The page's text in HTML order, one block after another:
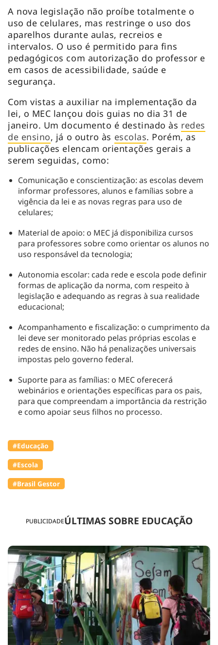
PUBLICIDADEÚLTIMAS SOBRE EDUCAÇÃO
A nova legislação não proíbe totalmente o
uso de celulares, mas restringe o uso dos
aparelhos durante aulas, recreios e
intervalos. O uso é permitido para fins
pedagógicos com autorização do professor e
em casos de acessibilidade, saúde e
segurança​.
Com vistas a auxiliar na implementação da
lei, o MEC lançou dois guias no dia 31 de
janeiro. Um documento é destinado às redes
de ensino, já o outro às escolas. Porém, as
publicações elencam orientações gerais a
serem seguidas, como:
Comunicação e conscientização: as escolas devem
informar professores, alunos e famílias sobre a
vigência da lei e as novas regras para uso de
celulares​;
Material de apoio: o MEC já disponibiliza cursos
para professores sobre como orientar os alunos no
uso responsável da tecnologia​;
Autonomia escolar: cada rede e escola pode definir
formas de aplicação da norma, com respeito à
legislação e adequando as regras à sua realidade​
educacional;
Acompanhamento e fiscalização: o cumprimento da
lei deve ser monitorado pelas próprias escolas e
redes de ensino. Não há penalizações universais
impostas pelo governo federal​.
Suporte para as famílias: o MEC oferecerá
webinários e orientações específicas para os pais,
para que compreendam a importância da restrição
e como apoiar seus filhos no processo.
#Educação
#Escola
#Brasil Gestor